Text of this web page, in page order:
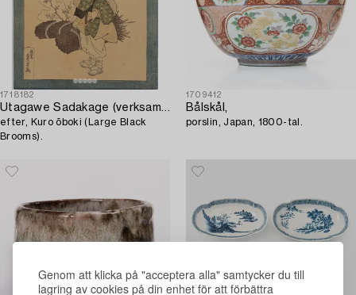
Genom att klicka på "acceptera alla" samtycker du till
lagring av cookies på din enhet för att förbättra
1718182
Utagawe Sadakage (verksam 1818-1844),
efter, Kuro ōboki (Large Black
Brooms).
1709412
Bålskål,
porslin, Japan, 1800-tal.